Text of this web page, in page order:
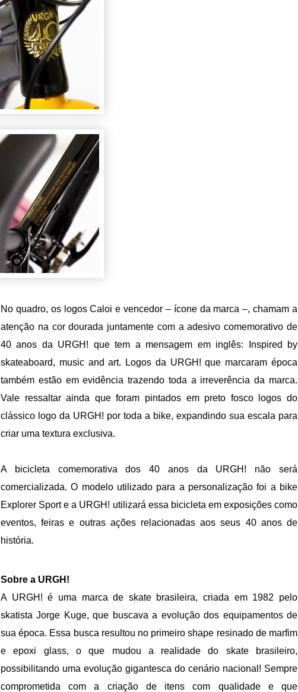
No quadro, os logos Caloi e vencedor – ícone da marca –, chamam a
atenção na cor dourada juntamente com a adesivo comemorativo de
40 anos da URGH! que tem a mensagem em inglês: Inspired by
skateaboard, music and art. Logos da URGH! que marcaram época
também estão em evidência trazendo toda a irreverência da marca.
Vale ressaltar ainda que foram pintados em preto fosco logos do
clássico logo da URGH! por toda a bike, expandindo sua escala para
criar uma textura exclusiva.
A bicicleta comemorativa dos 40 anos da URGH! não será
comercializada. O modelo utilizado para a personalização foi a bike
Explorer Sport e a URGH! utilizará essa bicicleta em exposições como
eventos, feiras e outras ações relacionadas aos seus 40 anos de
história.
Sobre a URGH!
A URGH! é uma marca de skate brasileira, criada em 1982 pelo
skatista Jorge Kuge, que buscava a evolução dos equipamentos de
sua época. Essa busca resultou no primeiro shape resinado de marfim
e epoxi glass, o que mudou a realidade do skate brasileiro,
possibilitando uma evolução gigantesca do cenário nacional! Sempre
comprometida com a criação de itens com qualidade e que